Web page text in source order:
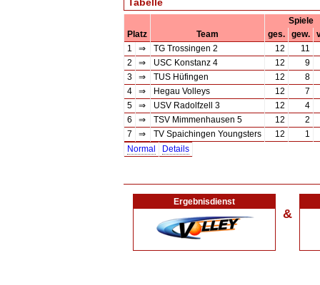
Spiele
Platz
Team ges. gew.
1
⇒ TG Trossingen 2 12
11
2
⇒ USC Konstanz 4 12
9
3
⇒ TUS Hüfingen 12
8
4
⇒ Hegau Volleys 12
7
5
⇒ USV Radolfzell 3 12
4
6
⇒ TSV Mimmenhausen 5 12
2
7
⇒ TV Spaichingen Youngsters 12
1
Normal
Details
Ergebnisdienst
&